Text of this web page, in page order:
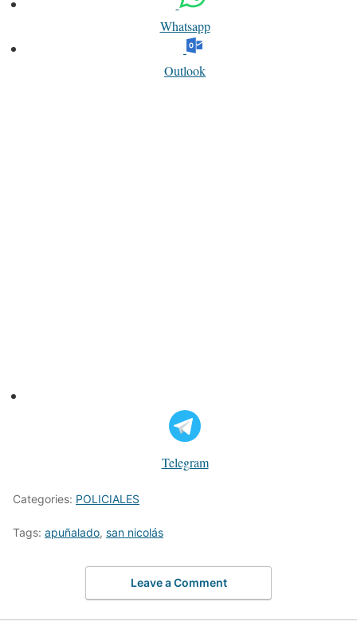
Whatsapp
Outlook
Telegram
Categories: POLICIALES
Tags: apuñalado, san nicolás
Leave a Comment